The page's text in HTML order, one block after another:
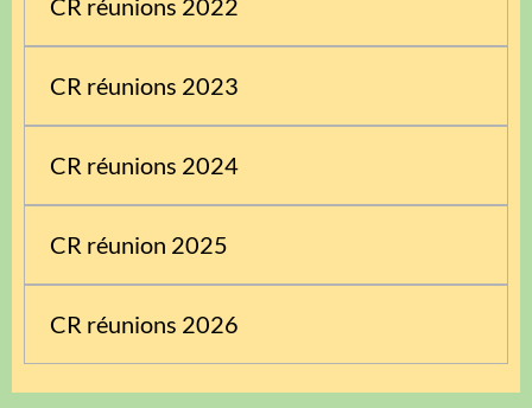
CR réunions 2022
CR réunions 2023
CR réunions 2024
CR réunion 2025
CR réunions 2026